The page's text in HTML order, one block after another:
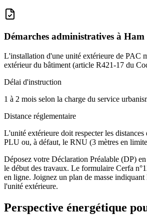
Démarches administratives à Ham
L'installation d'une unité extérieure de PAC
extérieur du bâtiment (article R421-17 du
Délai d'instruction
1 à 2 mois selon la charge du service
Distance réglementaire
L'unité extérieure doit respecter les
PLU ou, à défaut, le RNU (3 mètres en
Déposez votre Déclaration Préalable (DP)
le début des travaux. Le formulaire Cerfa
en ligne. Joignez un plan de masse indiquant
l'unité extérieure.
Perspective énergétique